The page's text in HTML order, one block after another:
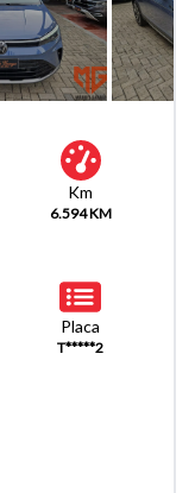
Km
6.594 KM
Placa
T*****2